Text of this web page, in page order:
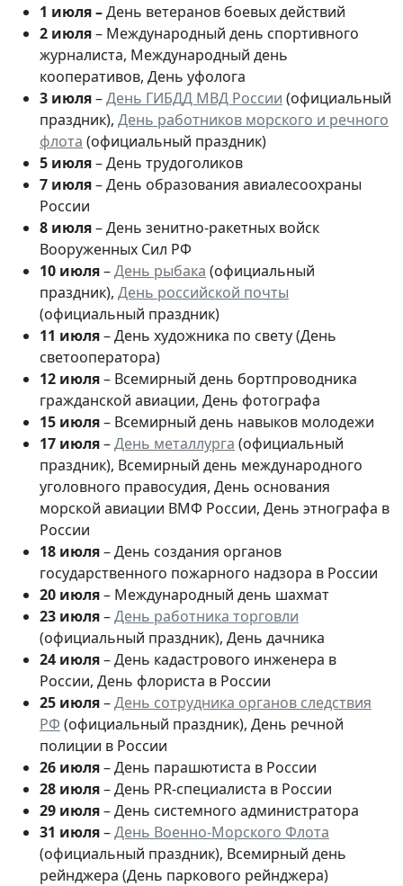
1 июля –День ветеранов боевых действий
2 июля– Международный день спортивного
журналиста, Международный день
кооперативов, День уфолога
3 июля–День ГИБДД МВД России (официальный
праздник), День работников морского и речного
флота (официальный праздник)
5 июля– День трудоголиков
7 июля– День образования авиалесоохраны
России
8 июля– День зенитно-ракетных войск
Вооруженных Сил РФ
10 июля–День рыбака (официальный
праздник), День российской почты
(официальный праздник)
11 июля– День художника по свету (День
светооператора)
12 июля– Всемирный день бортпроводника
гражданской авиации, День фотографа
15 июля– Всемирный день навыков молодежи
17 июля–День металлурга (официальный
праздник), Всемирный день международного
уголовного правосудия, День основания
морской авиации ВМФ России, День этнографа в
России
18 июля– День создания органов
государственного пожарного надзора в России
20 июля– Международный день шахмат
23 июля–День работника торговли
(официальный праздник), День дачника
24 июля– День кадастрового инженера в
России, День флориста в России
25 июля–День сотрудника органов следствия
РФ (официальный праздник), День речной
полиции в России
26 июля– День парашютиста в России
28 июля– День PR-специалиста в России
29 июля– День системного администратора
31 июля–День Военно-Морского Флота
(официальный праздник), Всемирный день
рейнджера (День паркового рейнджера)